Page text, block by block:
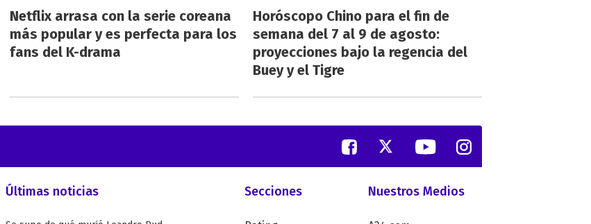
Netflix arrasa con la serie coreana
más popular y es perfecta para los
fans del K-drama
Horóscopo Chino para el fin de
semana del 7 al 9 de agosto:
proyecciones bajo la regencia del
Buey y el Tigre
Últimas noticias Secciones Nuestros Medios